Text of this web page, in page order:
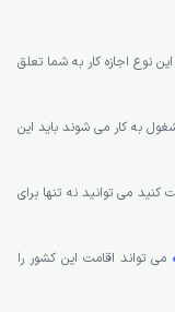
نوع اجازه کار به شما تعلق
به کار می شوند باید این
می توانید نه تنها برای
می تواند اقامت این کشور را